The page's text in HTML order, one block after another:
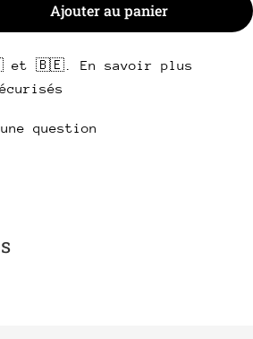
pour Côte à l&#39;os de
la quantité pour Côte à
Ajouter au panier
et 🇧🇪. En savoir plus
question
* sont obligatoires.
une question